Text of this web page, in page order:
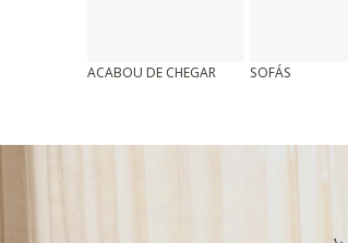
ACABOU DE CHEGAR SOFÁS